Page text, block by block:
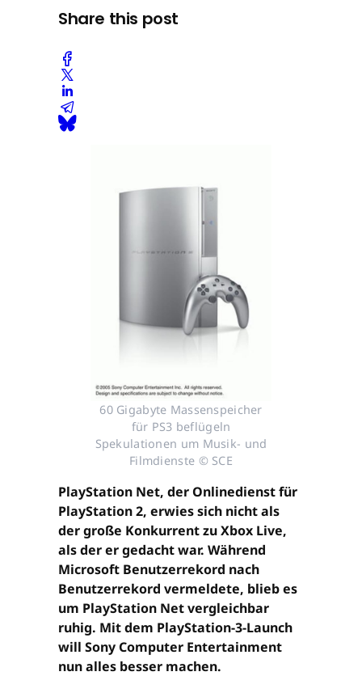
Share this post
60 Gigabyte Massenspeicher
für PS3 beflügeln
Spekulationen um Musik- und
Filmdienste © SCE
PlayStation Net, der Onlinedienst für
PlayStation 2, erwies sich nicht als
der große Konkurrent zu Xbox Live,
als der er gedacht war. Während
Microsoft Benutzerrekord nach
Benutzerrekord vermeldete, blieb es
um PlayStation Net vergleichbar
ruhig. Mit dem PlayStation-3-Launch
will Sony Computer Entertainment
nun alles besser machen.